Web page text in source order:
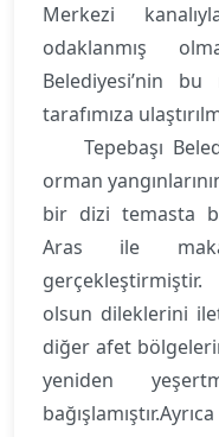
Merkezi
odaklanmış
Belediyesi’nin bu
tarafımıza
Tepebaşı
orman
bir dizi temasta
Aras ile
olsun dileklerini
diğer afet
yeniden